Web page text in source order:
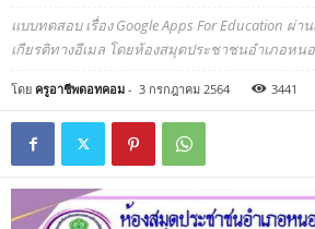
แบบทดสอบ เรื่อง Google Apps For Education ผ่
เกียรติทางอีเมล โดยห้องสมุดประชาชนอำเภอหน
โดย ครูอาชีพดอทคอม - 3 กรกฎาคม 2564 3441